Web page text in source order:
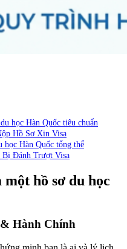
học Hàn Quốc tiêu chuẩn
Hồ Sơ Xin Visa
học Hàn Quốc tổng thể
Bị Đánh Trượt Visa
hồ sơ du học
Hành Chính